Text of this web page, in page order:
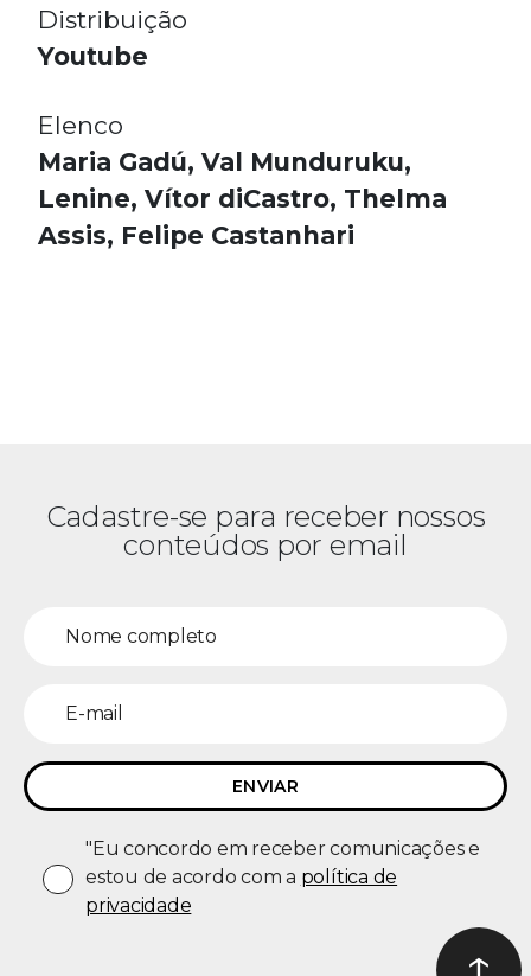
Distribuição
Youtube
Elenco
Maria Gadú, Val Munduruku,
Lenine, Vítor diCastro, Thelma
Assis, Felipe Castanhari
Cadastre-se para receber nossos
conteúdos por email
"Eu concordo em receber comunicações e
estou de acordo com a política de
privacidade
↑